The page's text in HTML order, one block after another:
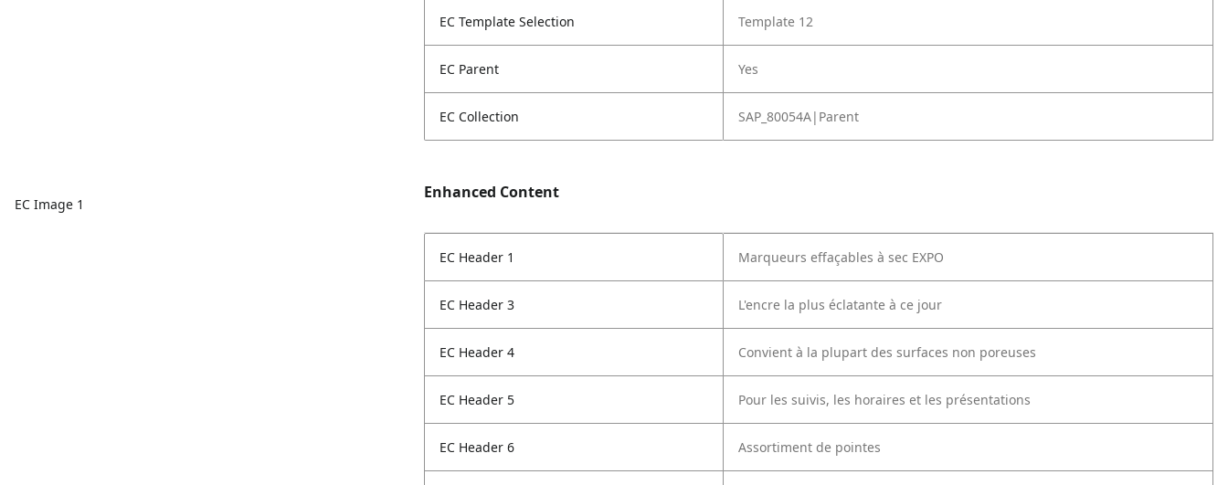
EC Image 1
EC Template Selection Template 12
EC Parent Yes
EC Collection SAP_80054A|Parent
Enhanced Content
EC Header 1 Marqueurs effaçables à sec EXPO
EC Header 3 L'encre la plus éclatante à ce jour
EC Header 4 Convient à la plupart des surfaces non poreuses
EC Header 5 Pour les suivis, les horaires et les présentations
EC Header 6 Assortiment de pointes